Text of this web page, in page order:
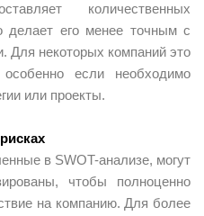
количественных
делает его менее точным с
Для некоторых компаний это
если необходимо
или проекты.
в SWOT-анализе, могут
чтобы полноценно
на компанию. Для более